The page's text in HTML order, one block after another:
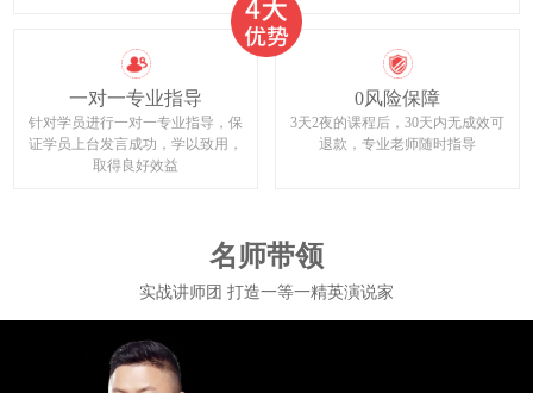
一对一专业指导
针对学员进行一对一专业指导，保
证学员上台发言成功，学以致用，
取得良好效益
0风险保障
3天2夜的课程后，30天内无成效可
退款，专业老师随时指导
名师带领
实战讲师团 打造一等一精英演说家